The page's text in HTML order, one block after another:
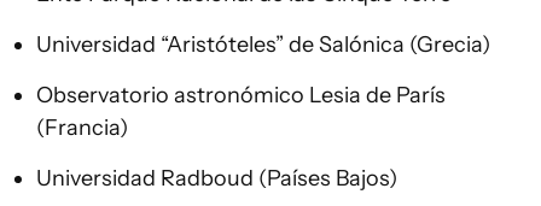
Universidad “Aristóteles” de Salónica (Grecia)
Observatorio astronómico Lesia de París
(Francia)
Universidad Radboud (Países Bajos)